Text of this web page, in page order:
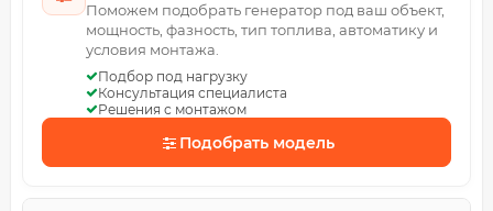
Поможем подобрать генератор под ваш объект,
мощность, фазность, тип топлива, автоматику и
условия монтажа.
Подбор под нагрузку
Консультация специалиста
Решения с монтажом
Подобрать модель